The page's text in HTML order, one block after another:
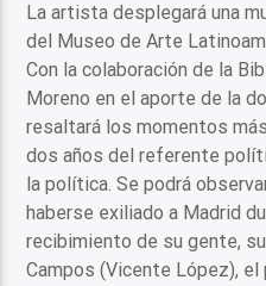
La artista desplegará una
del Museo de Arte
Con la colaboración de la
Moreno en el aporte de la
resaltará los momentos
dos años del referente
la política. Se podrá
haberse exiliado a Madrid
recibimiento de su gente,
Campos (Vicente López),